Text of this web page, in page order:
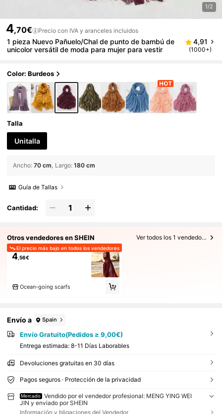
1/2
4,70€ Precio con IVA y aranceles incluidos
1 pieza Nuevo Pañuelo/Chal de punto de bambú de
unicolor versátil de moda para mujer para vestir
4,91
(1000+)
Color: Burdeos
Talla
Unitalla
Ancho: 70 cm Largo: 180 cm
Guía de Tallas
Cantidad:
Otros vendedores en SHEIN Ver todos los 1 vendedores
El precio más bajo en todos los vendedores
4,56€
Ocean-going scarfs
Envío a Spain
Envío Gratuito(Pedidos ≥ 9,00€)
Entrega estimada: 8-11 Días Laborables
Devoluciones gratuitas en 30 días
Pagos seguros · Protección de la privacidad
Mercado
Vendido por el vendedor profesional: MENG YING WEI
JIN y enviado por SHEIN
Información y bligaciones del Vendedor